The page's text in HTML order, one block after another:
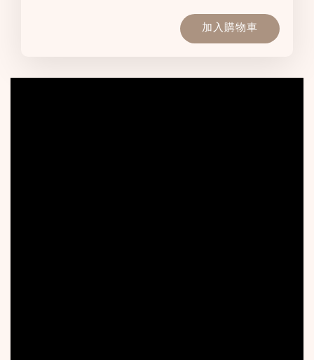
加入購物車